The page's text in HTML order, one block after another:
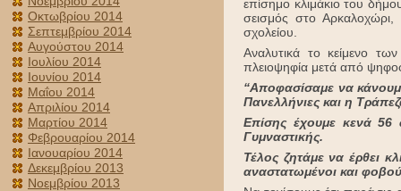
Οκτωβρίου 2014
Σεπτεμβρίου 2014
Αυγούστου 2014
Ιουλίου 2014
Ιουνίου 2014
Μαΐου 2014
Απριλίου 2014
Μαρτίου 2014
Φεβρουαρίου 2014
Ιανουαρίου 2014
Δεκεμβρίου 2013
Νοεμβρίου 2013
επίσημο κλιμάκιο του
σεισμός στο
σχολείου.
Αναλυτικά το κείμενο
πλειοψηφία μετά από
“Αποφασίσαμε να
Πανελλήνιες και η
Επίσης έχουμε κενά
Γυμναστικής.
Τέλος ζητάμε να έρθει
αναστατωμένοι και